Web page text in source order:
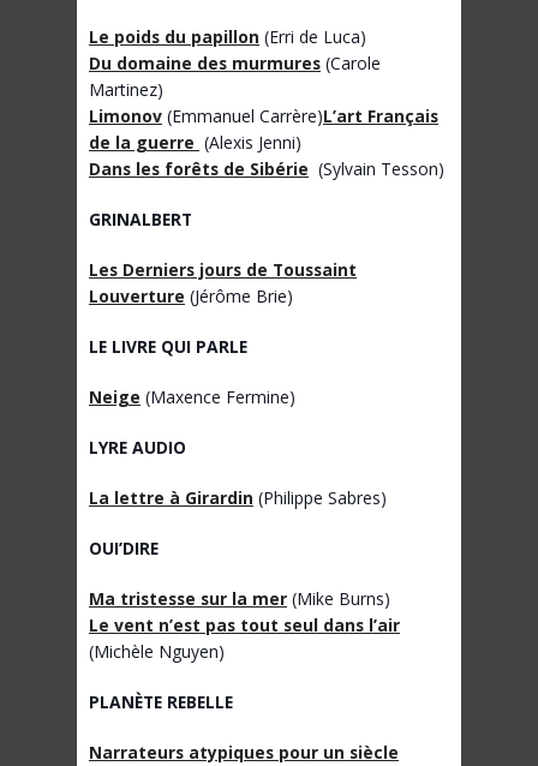
Le poids du papillon (Erri de Luca)
Du domaine des murmures (Carole
Martinez)
Limonov (Emmanuel Carrère)L’art Français
de la guerre (Alexis Jenni)
Dans les forêts de Sibérie (Sylvain Tesson)
GRINALBERT
Les Derniers jours de Toussaint
Louverture (Jérôme Brie)
LE LIVRE QUI PARLE
Neige (Maxence Fermine)
LYRE AUDIO
La lettre à Girardin (Philippe Sabres)
OUI’DIRE
Ma tristesse sur la mer (Mike Burns)
Le vent n’est pas tout seul dans l’air
(Michèle Nguyen)
PLANÈTE REBELLE
Narrateurs atypiques pour un siècle